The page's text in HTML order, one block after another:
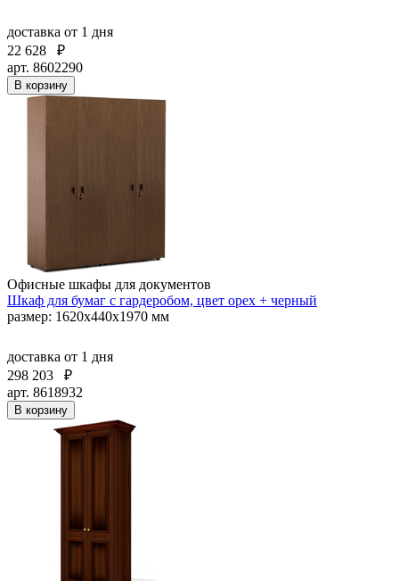
доставка от 1 дня
22 628
₽
арт. 8602290
В корзину
Офисные шкафы для документов
Шкаф для бумаг с гардеробом, цвет орех + черный
размер: 1620х440х1970 мм
доставка от 1 дня
298 203
₽
арт. 8618932
В корзину